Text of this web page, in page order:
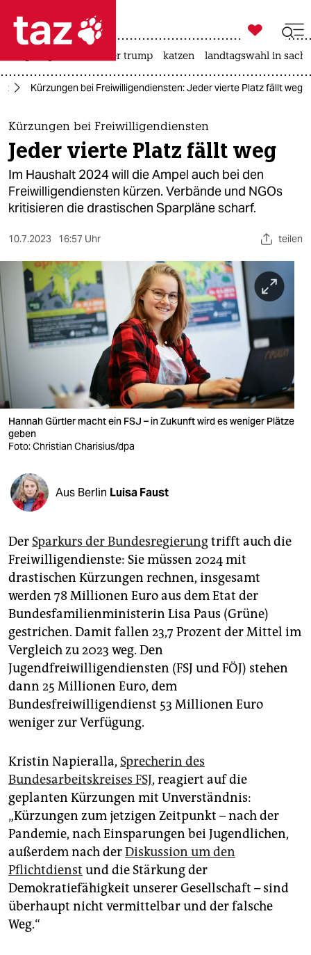
 taz zahl ich
taz zahl ich
themen
politik
öko
sport
berlin
nord
wahrheit
verlag
verlag
shop
fragen & hilfe
unterstützen
abo
genossenschaft
epaper login

taz zahl ich
usa unter trump katzen landtagswahl in
Kürzungen bei Freiwilligendiensten: Jeder vierte Platz fällt weg
Kürzungen bei Freiwilligendiensten
Jeder vierte Platz fällt weg
Im Haushalt 2024 will die Ampel auch bei den
Freiwilligendiensten kürzen. Verbände und NGOs
kritisieren die drastischen Sparpläne scharf.
10.7.2023 16:57 Uhr teilen
Hannah Gürtler macht ein FSJ – in Zukunft wird es weniger Plätze
geben
Foto: Christian Charisius/dpa
Aus Berlin Luisa Faust
Der Sparkurs der Bundesregierungtrifft auch die
Freiwilligendienste: Sie müssen 2024 mit
drastischen Kürzungen rechnen, insgesamt
werden 78 Millionen Euro aus dem Etat der
Bundesfamilienministerin Lisa Paus (Grüne)
gestrichen. Damit fallen 23,7 Prozent der Mittel im
Vergleich zu 2023 weg. Den
Jugendfreiwilligendiensten (FSJ und FÖJ) stehen
dann 25 Millionen Euro, dem
Bundesfreiwilligendienst 53 Millionen Euro
weniger zur Verfügung.
Kristin Napieralla, Sprecherin des
Bundesarbeitskreises FSJ, reagiert auf die
geplanten Kürzungen mit Unverständnis:
„Kürzungen zum jetzigen Zeitpunkt – nach der
Pandemie, nach Einsparungen bei Jugendlichen,
außerdem nach derDiskussion um den
Pflichtdienst und die Stärkung der
Demokratiefähigkeit unserer Gesellschaft – sind
überhaupt nicht vermittelbar und der falsche
Weg.“